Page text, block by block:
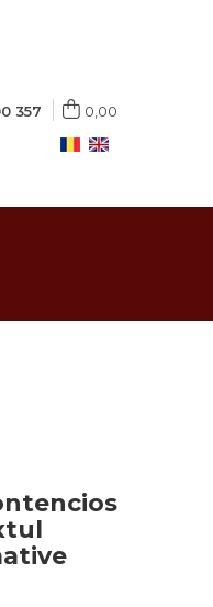
357 0,00